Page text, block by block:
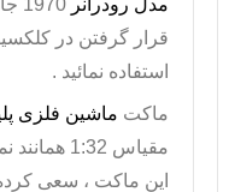
قرار گرفتن در
استفاده نمائید .
ماکت ماشین فلزی
مقیاس
این ماکت ، سعی